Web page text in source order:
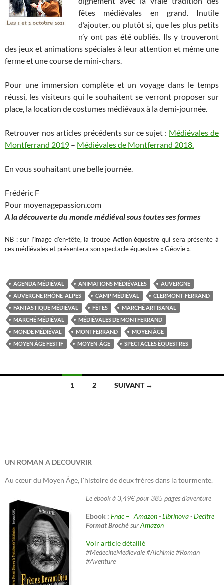
fêtes médiévales en grand. Inutile
d’ajouter, ou plutôt si, que les plus petits
n’y ont pas été oubliés. Ils y trouveront
des jeux et animations spéciales à leur attention et même une
ferme et une course de mini-chars.
Pour une immersion complète et un voyage dans le temps
réussi, les visiteurs qui le souhaitent se verront proposer sur
place, la location de costumes médiévaux à la demi-journée.
Retrouver nos articles précédents sur ce sujet : Médiévales de
Montferrand 2019 – Médiévales de Montferrand 2018.
En vous souhaitant une belle journée.
Frédéric F
Pour moyenagepassion.com
A la découverte du monde médiéval sous toutes ses formes
NB : sur l’image d’en-tête, la troupe Action équestre qui sera présente à
ces médiévales et présentera son spectacle équestres « Géovie ».
AGENDA MÉDIÉVAL ANIMATIONS MÉDIÉVALES
AUVERGNE
AUVERGNE RHÔNE-ALPES
CAMP MÉDIÉVAL
CLERMONT-FERRAND
FANTASTIQUE MÉDIÉVAL
FÊTES
MARCHÉ ARTISANAL
MARCHÉ MÉDIÉVAL
MÉDIÉVALES DE MONTFERRAND
MONDE MÉDIÉVAL
MONTFERRAND
MOYEN ÂGE
MOYEN ÂGE FESTIF
MOYEN-ÂGE SPECTACLES ÉQUESTRES
articles
1 2 SUIVANT →
UN ROMAN A DECOUVRIR
Au cœur du Moyen Âge, l'histoire de deux frères dans la tourmente.
Le ebook à 3,49€ pour 385 pages d'aventure
Ebook : Fnac – Amazon-Librinova-Decitre
Format BrochésurAmazon
Voir article détaillé
#MedecineMedievale #Alchimie #Roman
#Aventure